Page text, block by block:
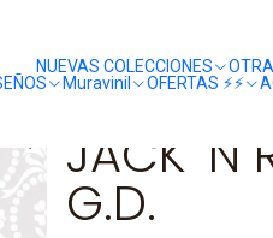
NUEVAS COLECCIONES
Muravinil OFERTAS ⚡️⚡️
G.D.
JACK 'N
G.D.